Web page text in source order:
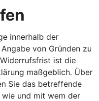
innerhalb der
von Gründen zu
ist die
maßgeblich. Über
Sie das betreffende
und mit wem der